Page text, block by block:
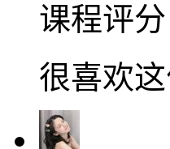
课程评分
很喜欢